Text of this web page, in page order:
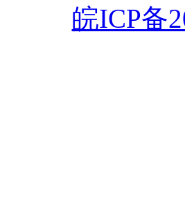
皖ICP备